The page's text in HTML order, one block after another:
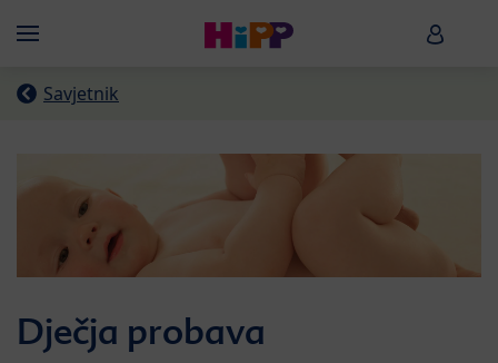
Menü HiPP
Savjetnik
Dječja probava